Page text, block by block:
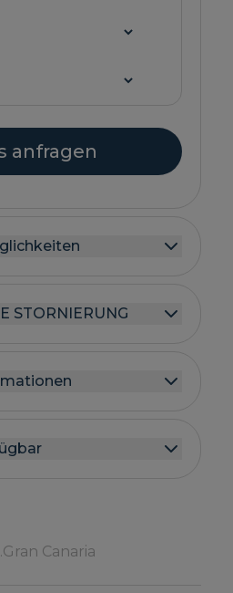
anfragen
STORNIERUNG
Gran Canaria